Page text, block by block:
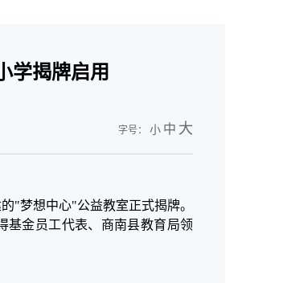
学揭牌启用
字号： 小 中 大
"梦想中心"公益教室正式揭牌。
基金员工代表、商南县教育局领